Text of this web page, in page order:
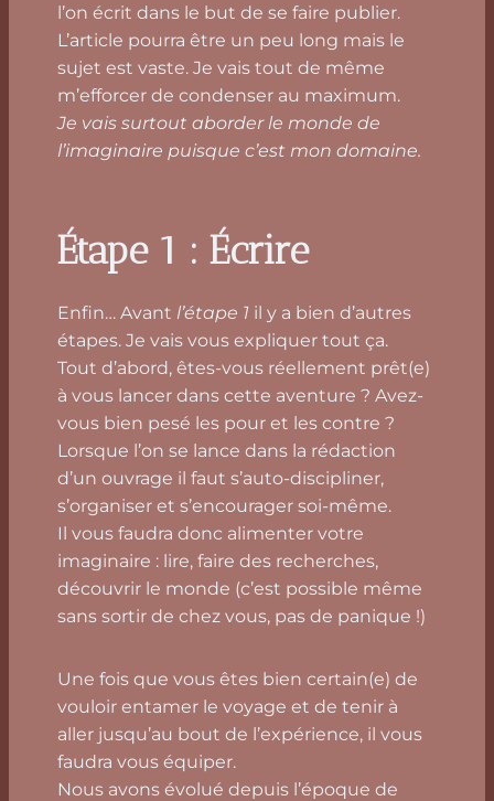
l’on écrit dans le but de se faire publier.
L’article pourra être un peu long mais le
sujet est vaste. Je vais tout de même
m’efforcer de condenser au maximum.
Je vais surtout aborder le monde de
l’imaginaire puisque c’est mon domaine.
Étape 1 : Écrire
Enfin… Avant l’étape 1 il y a bien d’autres
étapes. Je vais vous expliquer tout ça.
Tout d’abord, êtes-vous réellement prêt(e)
à vous lancer dans cette aventure ? Avez-
vous bien pesé les pour et les contre ?
Lorsque l’on se lance dans la rédaction
d’un ouvrage il faut s’auto-discipliner,
s’organiser et s’encourager soi-même.
Il vous faudra donc alimenter votre
imaginaire : lire, faire des recherches,
découvrir le monde (c’est possible même
sans sortir de chez vous, pas de panique !)
Une fois que vous êtes bien certain(e) de
vouloir entamer le voyage et de tenir à
aller jusqu’au bout de l’expérience, il vous
faudra vous équiper.
Nous avons évolué depuis l’époque de